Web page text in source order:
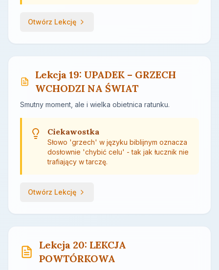
Otwórz Lekcję
Lekcja 19: UPADEK – GRZECH
WCHODZI NA ŚWIAT
Smutny moment, ale i wielka obietnica ratunku.
Ciekawostka
Słowo 'grzech' w języku biblijnym oznacza
dosłownie 'chybić celu' - tak jak łucznik nie
trafiający w tarczę.
Otwórz Lekcję
Lekcja 20: LEKCJA
POWTÓRKOWA